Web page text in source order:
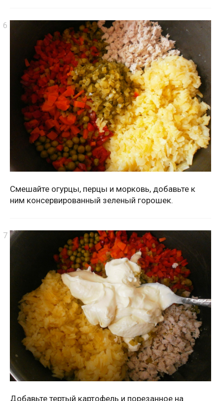
Смешайте огурцы, перцы и морковь, добавьте к
ним консервированный зеленый горошек.
Добавьте тертый картофель и порезанное на